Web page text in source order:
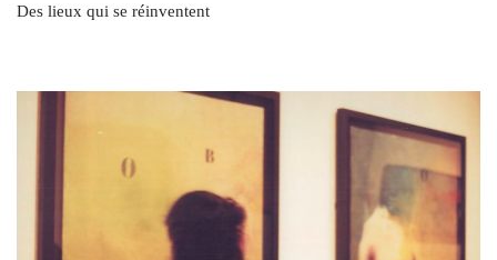
Des lieux qui se réinventent